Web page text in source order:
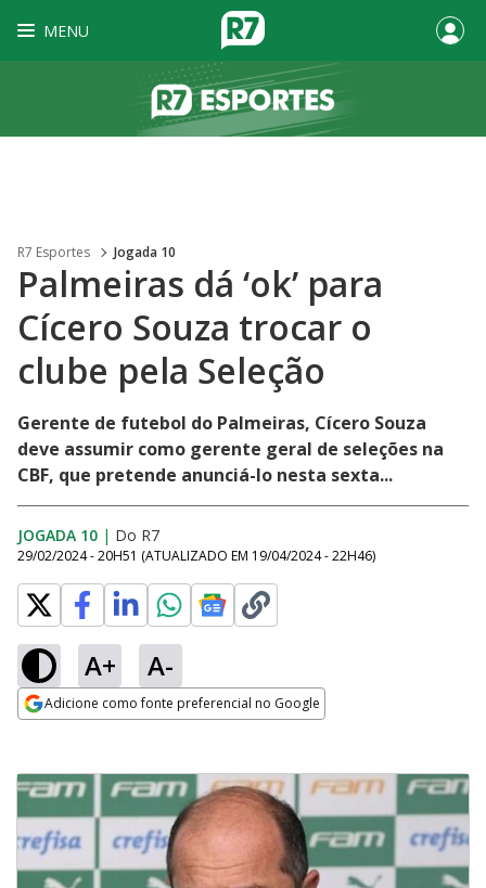
MENU
R7 Esportes Jogada 10
Palmeiras dá ‘ok’ para
Cícero Souza trocar o
clube pela Seleção
Gerente de futebol do Palmeiras, Cícero Souza
deve assumir como gerente geral de seleções na
CBF, que pretende anunciá-lo nesta sexta...
JOGADA 10 | Do R7
29/02/2024 - 20H51 (ATUALIZADO EM 19/04/2024 - 22H46)
A+ A-
Adicione como fonte preferencial no Google